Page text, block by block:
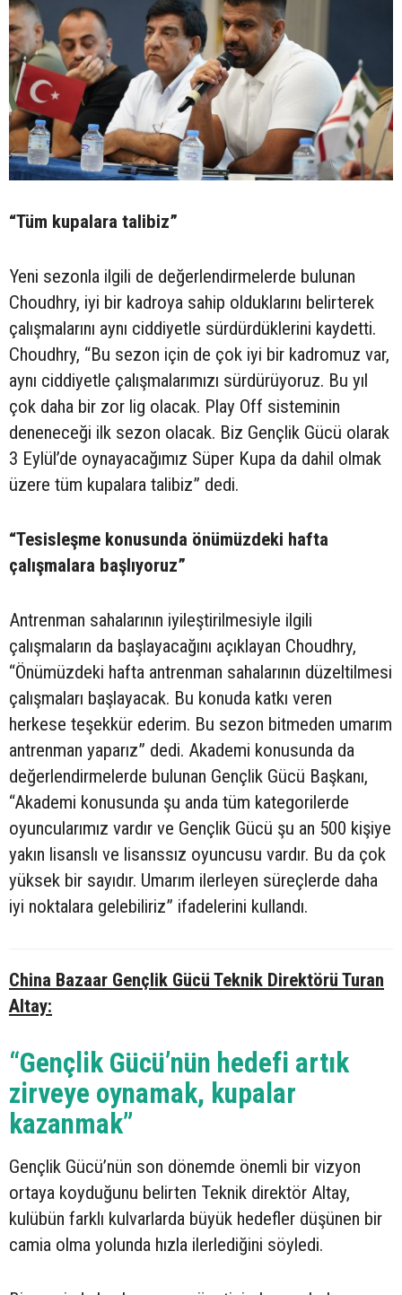
“Tüm kupalara talibiz”
Yeni sezonla ilgili de değerlendirmelerde bulunan
Choudhry, iyi bir kadroya sahip olduklarını belirterek
çalışmalarını aynı ciddiyetle sürdürdüklerini kaydetti.
Choudhry, “Bu sezon için de çok iyi bir kadromuz var,
aynı ciddiyetle çalışmalarımızı sürdürüyoruz. Bu yıl
çok daha bir zor lig olacak. Play Off sisteminin
deneneceği ilk sezon olacak. Biz Gençlik Gücü olarak
3 Eylül’de oynayacağımız Süper Kupa da dahil olmak
üzere tüm kupalara talibiz” dedi.
“Tesisleşme konusunda önümüzdeki hafta
çalışmalara başlıyoruz”
Antrenman sahalarının iyileştirilmesiyle ilgili
çalışmaların da başlayacağını açıklayan Choudhry,
“Önümüzdeki hafta antrenman sahalarının düzeltilmesi
çalışmaları başlayacak. Bu konuda katkı veren
herkese teşekkür ederim. Bu sezon bitmeden umarım
antrenman yaparız” dedi. Akademi konusunda da
değerlendirmelerde bulunan Gençlik Gücü Başkanı,
“Akademi konusunda şu anda tüm kategorilerde
oyuncularımız vardır ve Gençlik Gücü şu an 500 kişiye
yakın lisanslı ve lisanssız oyuncusu vardır. Bu da çok
yüksek bir sayıdır. Umarım ilerleyen süreçlerde daha
iyi noktalara gelebiliriz” ifadelerini kullandı.
China Bazaar Gençlik Gücü Teknik Direktörü Turan
Altay:
“Gençlik Gücü’nün hedefi artık
zirveye oynamak, kupalar
kazanmak”
Gençlik Gücü’nün son dönemde önemli bir vizyon
ortaya koyduğunu belirten Teknik direktör Altay,
kulübün farklı kulvarlarda büyük hedefler düşünen bir
camia olma yolunda hızla ilerlediğini söyledi.